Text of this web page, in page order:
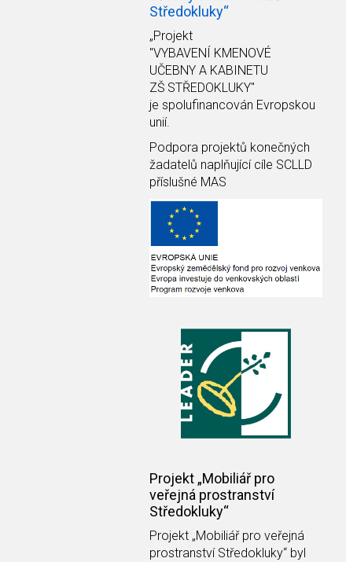
Středokluky“
„Projekt
"VYBAVENÍ KMENOVÉ
UČEBNY A KABINETU
ZŠ STŘEDOKLUKY"
je spolufinancován Evropskou
unií.
Podpora projektů konečných
žadatelů naplňující cíle SCLLD
příslušné MAS
Projekt „Mobiliář pro
veřejná prostranství
Středokluky“
Projekt „Mobiliář pro veřejná
prostranství Středokluky“ byl